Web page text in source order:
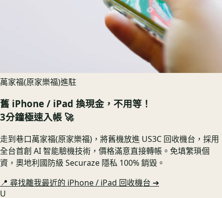
萬家福(原家樂福)進駐
舊 iPhone / iPad 換現金，不用等！
3分鐘極速入帳 🚀
走到巷口萬家福(原家樂福)，將舊機放進 US3C 回收機台，採用
全台首創 AI 智能驗機技術，價格滿意直接轉帳。免填繁瑣個
資，奧地利國防級 Securaze 隱私 100% 銷毀。
📍 尋找離我最近的 iPhone / iPad 回收機台 ➔
U